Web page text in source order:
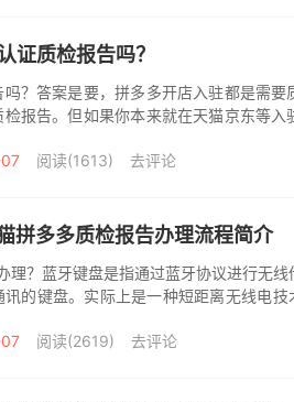
证质检报告吗？
？答案是要，拼多多开店入驻都是需要
报告。但如果你本来就在天猫京东等入
阅读(1613) 去评论
拼多多质检报告办理流程简介
理？蓝牙键盘是指通过蓝牙协议进行无
的键盘。实际上是一种短距离无线电技
阅读(2619) 去评论